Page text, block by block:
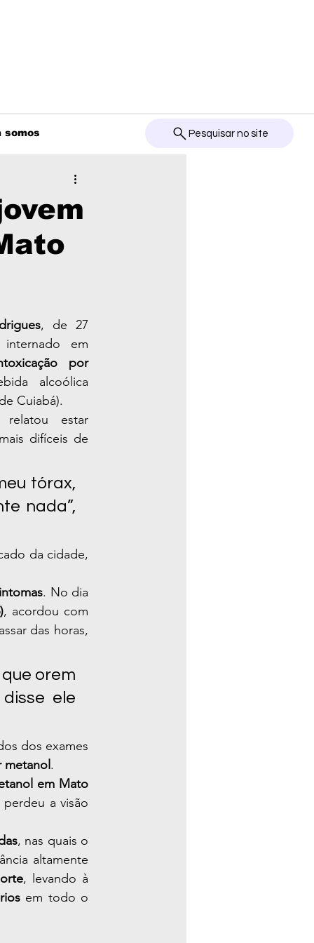
somos Pesquisar no site
, de 27
por
alcoólica
Cuiabá).
relatou estar
difíceis de
tórax,
nada”,
da cidade,
. No dia
das horas,
orem
ele
dos exames
.
em Mato
a visão
altamente
, levando à
em todo o